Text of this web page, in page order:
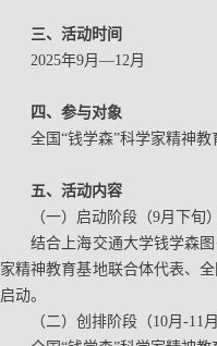
三、活动时间
2025年9月—12月
四、参与对象
全国“钱学森”科学家精神
五、活动内容
（一）启动阶段（9月下旬
结合上海交通大学钱学森
家精神教育基地联合体代表、
启动。
（二）创排阶段（10月-11